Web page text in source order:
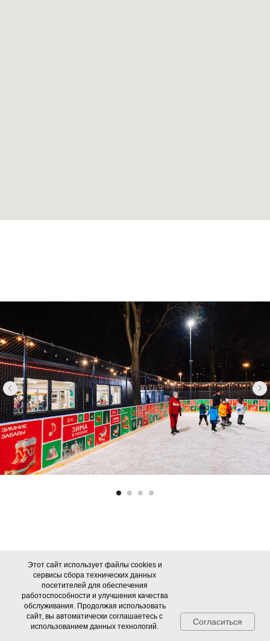
Об ОКЦ Документы
Этот сайт использует файлы cookies и
сервисы сбора технических данных
посетителей для обеспечения
работоспособности и улучшения качества
обслуживания. Продолжая использовать
сайт, вы автоматически соглашаетесь с
использованием данных технологий.
Согласиться